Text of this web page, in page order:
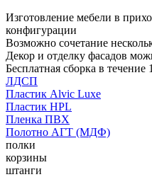
Изготовление мебели в
конфигурации
Возможно сочетание
Декор и отделку фасадов
Бесплатная сборка в течение
ЛДСП
Пластик Alvic Luxe
Пластик HPL
Пленка ПВХ
Полотно АГТ (МДФ)
полки
корзины
штанги